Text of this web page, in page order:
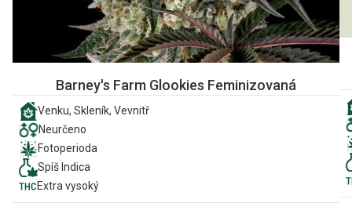
Barney's Farm Glookies Feminizovaná
Venku, Skleník, Vevnitř
Neurčeno
Fotoperioda
Spíš Indica
Extra vysoký